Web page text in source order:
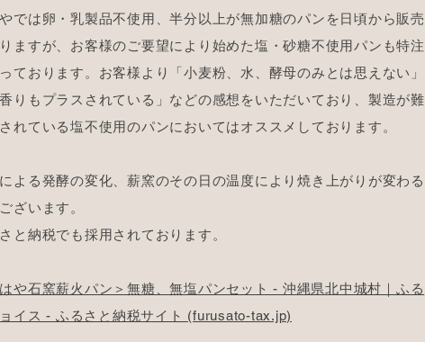
では卵・乳製品不使用、半分以上が無加糖のパンを日頃から販売
ますが、お客様のご要望により始めた塩・砂糖不使用パンも特注
ております。お客様より「小麦粉、水、酵母のみとは思えない」
香りもプラスされている」などの感想をいただいており、製造が難
れている塩不使用のパンにおいてはオススメしております。
よる発酵の変化、薪窯のその日の温度により焼き上がりが変わる
ざいます。
と納税でも採用されております。
や石窯薪火パン＞無糖、無塩パンセット - 沖縄県北中城村｜ふる
イス - ふるさと納税サイト (furusato-tax.jp)